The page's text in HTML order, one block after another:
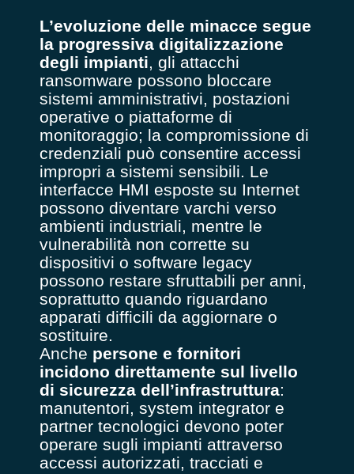
L’evoluzione delle minacce segue
la progressiva digitalizzazione
degli impianti, gli attacchi
ransomware possono bloccare
sistemi amministrativi, postazioni
operative o piattaforme di
monitoraggio; la compromissione di
credenziali può consentire accessi
impropri a sistemi sensibili. Le
interfacce HMI esposte su Internet
possono diventare varchi verso
ambienti industriali, mentre le
vulnerabilità non corrette su
dispositivi o software legacy
possono restare sfruttabili per anni,
soprattutto quando riguardano
apparati difficili da aggiornare o
sostituire.
Anche persone e fornitori
incidono direttamente sul livello
di sicurezza dell’infrastruttura:
manutentori, system integrator e
partner tecnologici devono poter
operare sugli impianti attraverso
accessi autorizzati, tracciati e